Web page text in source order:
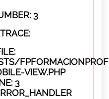
3
VIEW.PHP
3